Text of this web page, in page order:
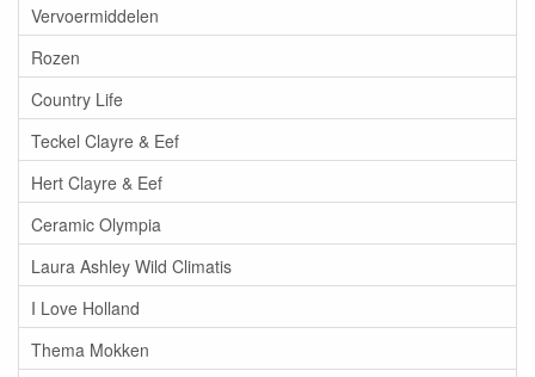
Vervoermiddelen
Rozen
Country Life
Teckel Clayre & Eef
Hert Clayre & Eef
Ceramic Olympia
Laura Ashley Wild Climatis
I Love Holland
Thema Mokken